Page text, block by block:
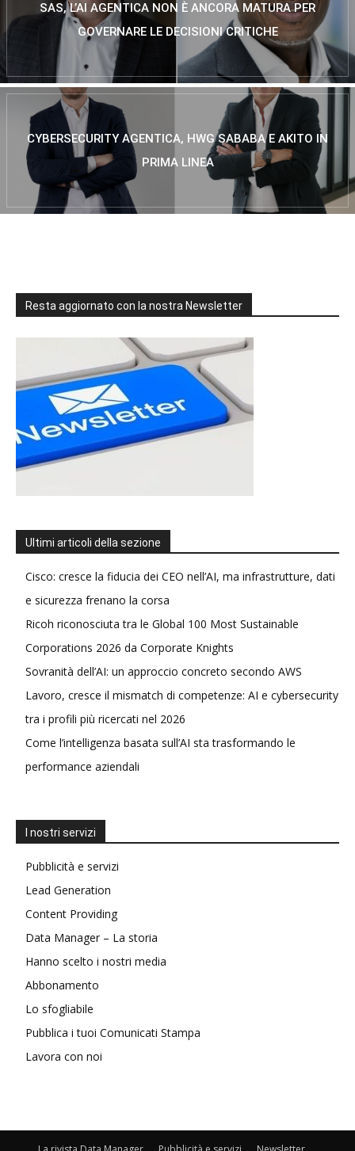
SAS, L’AI AGENTICA NON È ANCORA MATURA PER
GOVERNARE LE DECISIONI CRITICHE
CYBERSECURITY AGENTICA, HWG SABABA E AKITO IN
PRIMA LINEA
Resta aggiornato con la nostra Newsletter
Ultimi articoli della sezione
Cisco: cresce la fiducia dei CEO nell’AI, ma infrastrutture, dati
e sicurezza frenano la corsa
Ricoh riconosciuta tra le Global 100 Most Sustainable
Corporations 2026 da Corporate Knights
Sovranità dell’AI: un approccio concreto secondo AWS
Lavoro, cresce il mismatch di competenze: AI e cybersecurity
tra i profili più ricercati nel 2026
Come l’intelligenza basata sull’AI sta trasformando le
performance aziendali
I nostri servizi
Pubblicità e servizi
Lead Generation
Content Providing
Data Manager – La storia
Hanno scelto i nostri media
Abbonamento
Lo sfogliabile
Pubblica i tuoi Comunicati Stampa
Lavora con noi